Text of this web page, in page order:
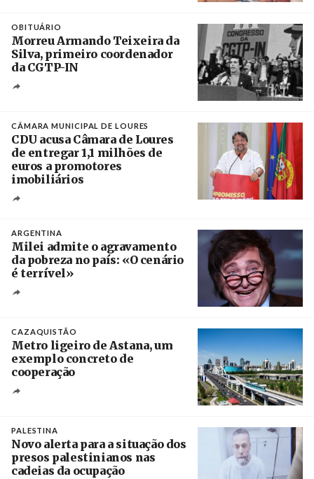
OBITUÁRIO
Morreu Armando Teixeira da
Silva, primeiro coordenador
da CGTP-IN
CÂMARA MUNICIPAL DE LOURES
CDU acusa Câmara de Loures
de entregar 1,1 milhões de
euros a promotores
imobiliários
ARGENTINA
Milei admite o agravamento
da pobreza no país: «O cenário
é terrível»
CAZAQUISTÃO
Metro ligeiro de Astana, um
exemplo concreto de
cooperação
PALESTINA
Novo alerta para a situação dos
presos palestinianos nas
cadeias da ocupação